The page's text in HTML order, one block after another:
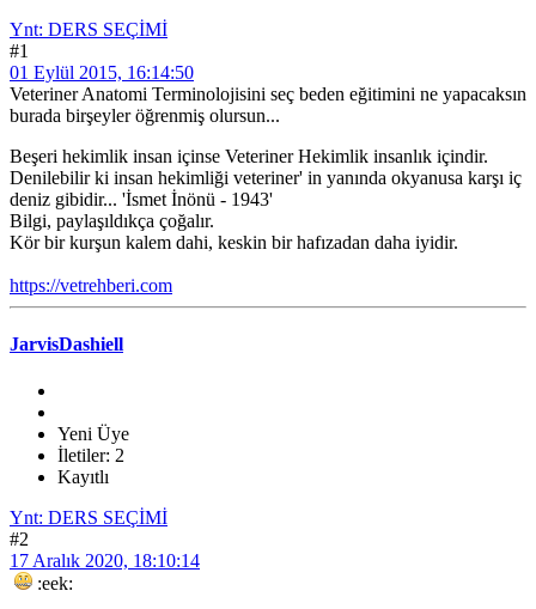
Ynt: DERS SEÇİMİ
#1
01 Eylül 2015, 16:14:50
Veteriner Anatomi Terminolojisini seç beden eğitimini ne yapacaksın
burada birşeyler öğrenmiş olursun...
Beşeri hekimlik insan içinse Veteriner Hekimlik insanlık içindir.
Denilebilir ki insan hekimliği veteriner' in yanında okyanusa karşı iç
deniz gibidir... 'İsmet İnönü - 1943'
Bilgi, paylaşıldıkça çoğalır.
Kör bir kurşun kalem dahi, keskin bir hafızadan daha iyidir.
https://vetrehberi.com
JarvisDashiell
Yeni Üye
İletiler: 2
Kayıtlı
Ynt: DERS SEÇİMİ
#2
17 Aralık 2020, 18:10:14
:eek: